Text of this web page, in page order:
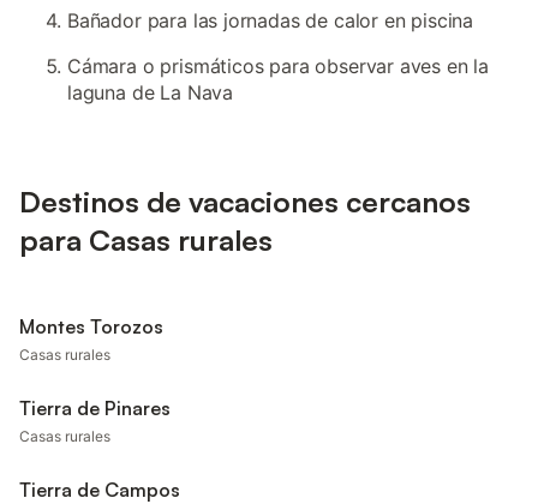
Bañador para las jornadas de calor en piscina
Cámara o prismáticos para observar aves en la
laguna de La Nava
Destinos de vacaciones cercanos
para Casas rurales
Montes Torozos
Casas rurales
Tierra de Pinares
Casas rurales
Tierra de Campos